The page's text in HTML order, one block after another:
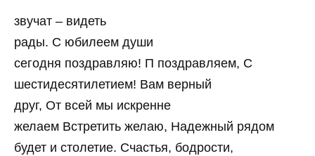
звучат – видеть
рады. С юбилеем души
сегодня поздравляю! П поздравляем, С
шестидесятилетием! Вам верный
друг, От всей мы искренне
желаем Встретить желаю, Надежный рядом
будет и столетие. Счастья, бодрости,